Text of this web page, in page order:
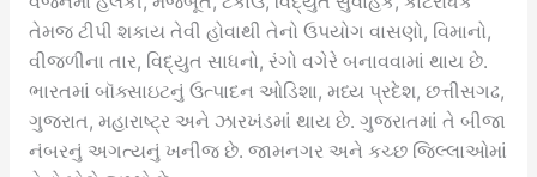
તેમજ ટીપી શકાય તેવી હોવાથી તેનો ઉપયોગ વાસણો, વિમાનો,
વીજળીના તાર, વિદ્યુત સાધનો, રંગો વગેરે બનાવવામાં થાય છે.
ભારતમાં બૉક્સાઇટનું ઉત્પાદન ઓડિશા, મધ્ય પ્રદેશ, છત્તીસગઢ,
ગુજરાત, મહારાષ્ટ્ર અને ઝારખંડમાં થાય છે. ગુજરાતમાં તે બીજા
નંબરનું અગત્યનું ખનીજ છે. જામનગર અને કચ્છ જિલ્લાઓમાં